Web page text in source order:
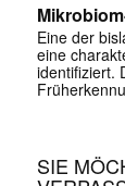
Eine der
eine
identifiziert.
SIE